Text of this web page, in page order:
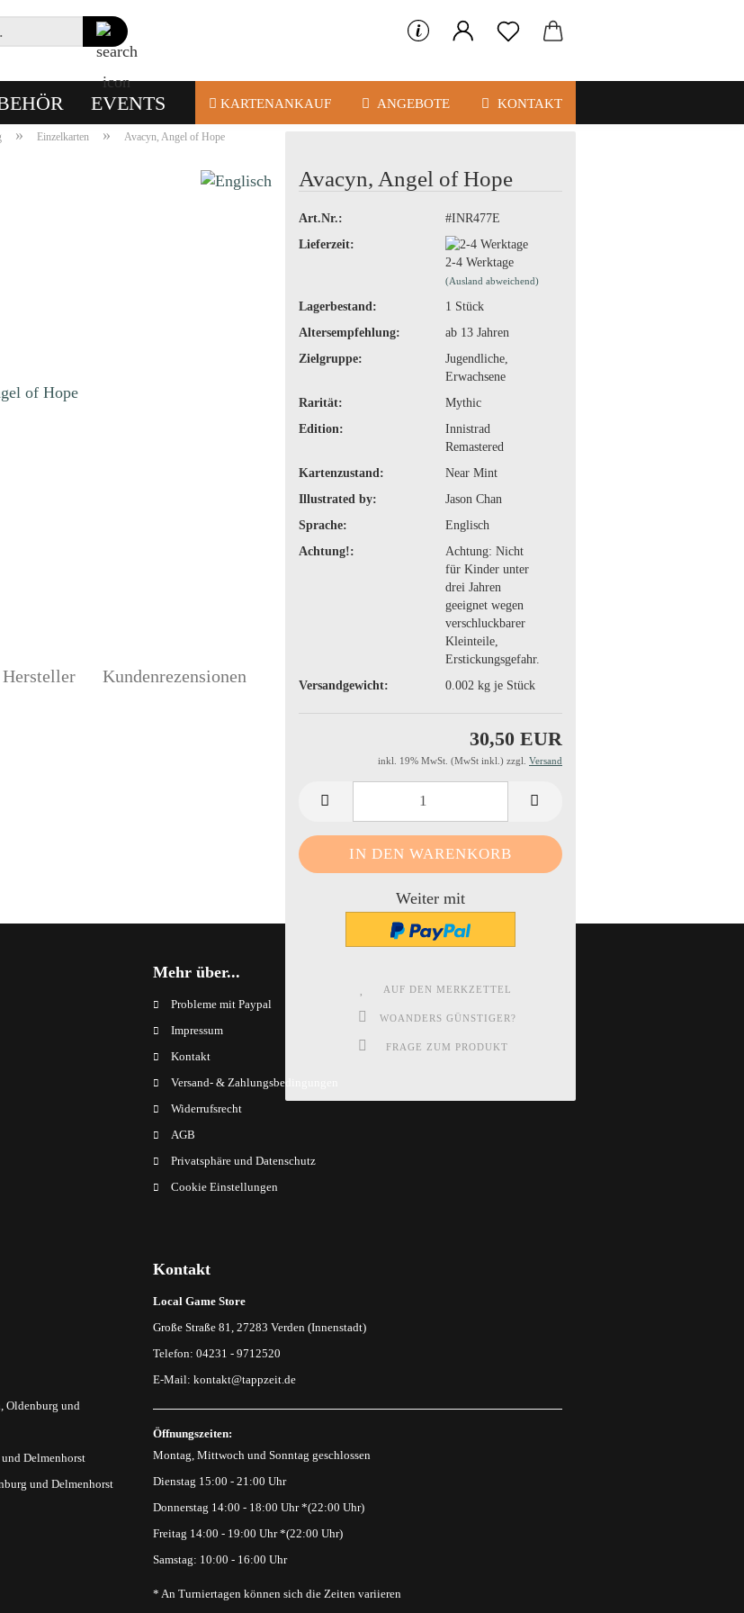
Suche...
EVENTS KARTENANKAUF ANGEBOTE KONTAKT
» Einzelkarten » Avacyn, Angel of Hope
Avacyn, Angel of Hope
Art.Nr.:
#INR477E
Lieferzeit:
2-4 Werktage
(Ausland abweichend)
Lagerbestand: 1 Stück
Altersempfehlung:
ab 13 Jahren
Zielgruppe:
Jugendliche,
Erwachsene
Rarität:
Mythic
Edition:
Innistrad
Remastered
Kartenzustand:
Near Mint
Illustrated by:
Jason Chan
Sprache:
Englisch
Achtung!:
Achtung: Nicht
für Kinder unter
drei Jahren
geeignet wegen
verschluckbarer
Kleinteile,
Erstickungsgefahr.
Versandgewicht:
0.002 kg je Stück
30,50 EUR
inkl. 19% MwSt. (MwSt inkl.) zzgl. Versand
Weiter mit
AUF DEN MERKZETTEL
WOANDERS GÜNSTIGER?
FRAGE ZUM PRODUKT
Kundenrezensionen
Mehr über...
Probleme mit Paypal
Impressum
Kontakt
Versand- & Zahlungsbedingungen
Widerrufsrecht
AGB
Privatsphäre und Datenschutz
Cookie Einstellungen
Oldenburg und
Delmenhorst
und Delmenhorst
Kontakt
Local Game Store
Große Straße 81, 27283 Verden (Innenstadt)
Telefon: 04231 - 9712520
E-Mail: kontakt@tappzeit.de
Öffnungszeiten:
Montag, Mittwoch und Sonntag geschlossen
Dienstag 15:00 - 21:00 Uhr
Donnerstag 14:00 - 18:00 Uhr *(22:00 Uhr)
Freitag 14:00 - 19:00 Uhr *(22:00 Uhr)
Samstag: 10:00 - 16:00 Uhr
* An Turniertagen können sich die Zeiten variieren